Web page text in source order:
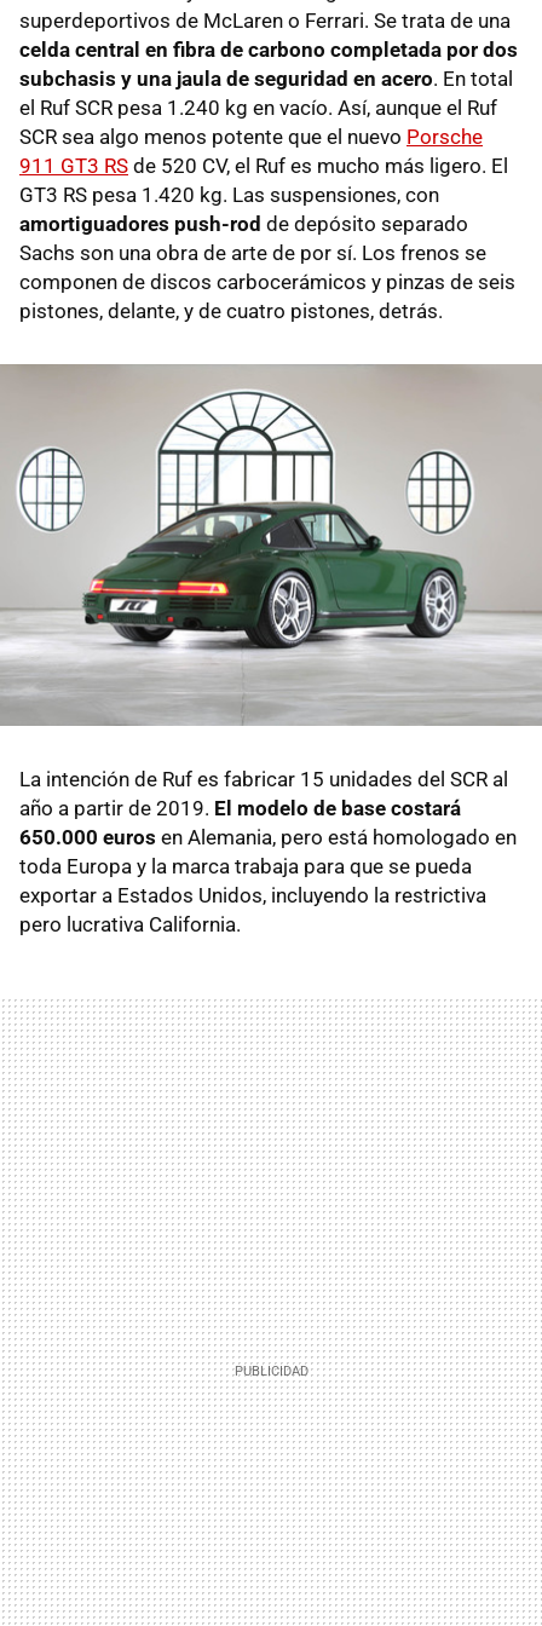
superdeportivos de McLaren o Ferrari. Se trata de una
celda central en fibra de carbono completada por dos
subchasis y una jaula de seguridad en acero. En total
el Ruf SCR pesa 1.240 kg en vacío. Así, aunque el Ruf
SCR sea algo menos potente que el nuevo Porsche
911 GT3 RS de 520 CV, el Ruf es mucho más ligero. El
GT3 RS pesa 1.420 kg. Las suspensiones, con
amortiguadores push-rod de depósito separado
Sachs son una obra de arte de por sí. Los frenos se
componen de discos carbocerámicos y pinzas de seis
pistones, delante, y de cuatro pistones, detrás.
La intención de Ruf es fabricar 15 unidades del SCR al
año a partir de 2019. El modelo de base costará
650.000 euros en Alemania, pero está homologado en
toda Europa y la marca trabaja para que se pueda
exportar a Estados Unidos, incluyendo la restrictiva
pero lucrativa California.